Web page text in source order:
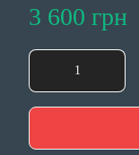
3 600 грн